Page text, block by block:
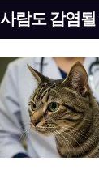
사람도 감염